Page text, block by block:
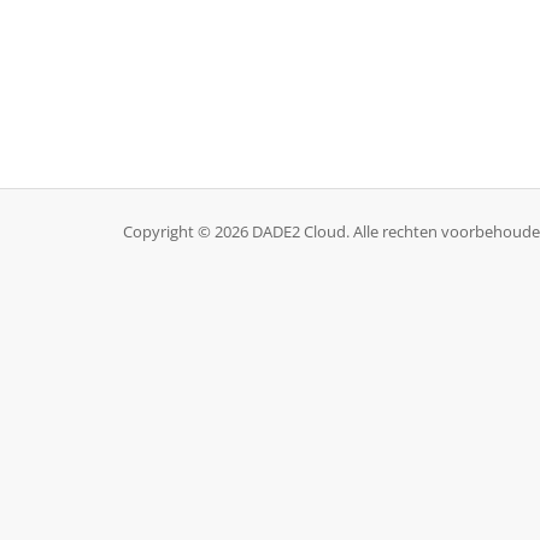
Copyright © 2026 DADE2 Cloud. Alle rechten